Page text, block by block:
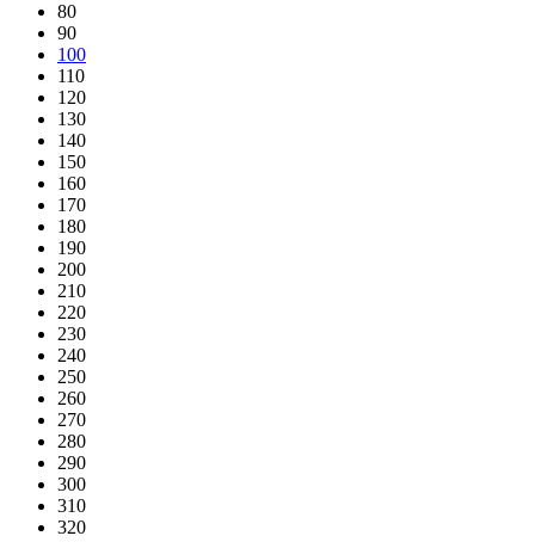
80
90
100
110
120
130
140
150
160
170
180
190
200
210
220
230
240
250
260
270
280
290
300
310
320